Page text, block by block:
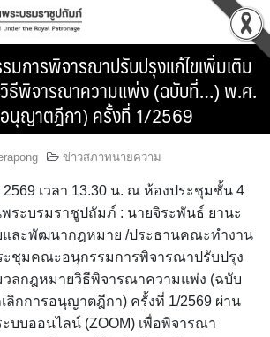
มการพิจารณาปรับปรุงแก้ไขเพิ่มเติม
ธีพิจารณาความแพ่ง (ฉบับที่…) พ.ศ.
อนุญาตฎีกา) ครั้งที่ 1/2569
ข่าวสภาทนายความ
เวลา 13.30 น. ณ ห้องประชุมชั้น 4
ระบรมราชูปถัมภ์ : นายจิระพันธ์ ยานะ
และพัฒนากฎหมาย /ประธานคณะทำงาน
ะชุมคณะอนุกรรมการพิจารณาปรับปรุง
วลกฎหมายวิธีพิจารณาความแพ่ง (ฉบับ
ลิกการอนุญาตฎีกา) ครั้งที่ 1/2569 ผ่าน
ะบบออนไลน์ (ZOOM) เพื่อพิจารณา